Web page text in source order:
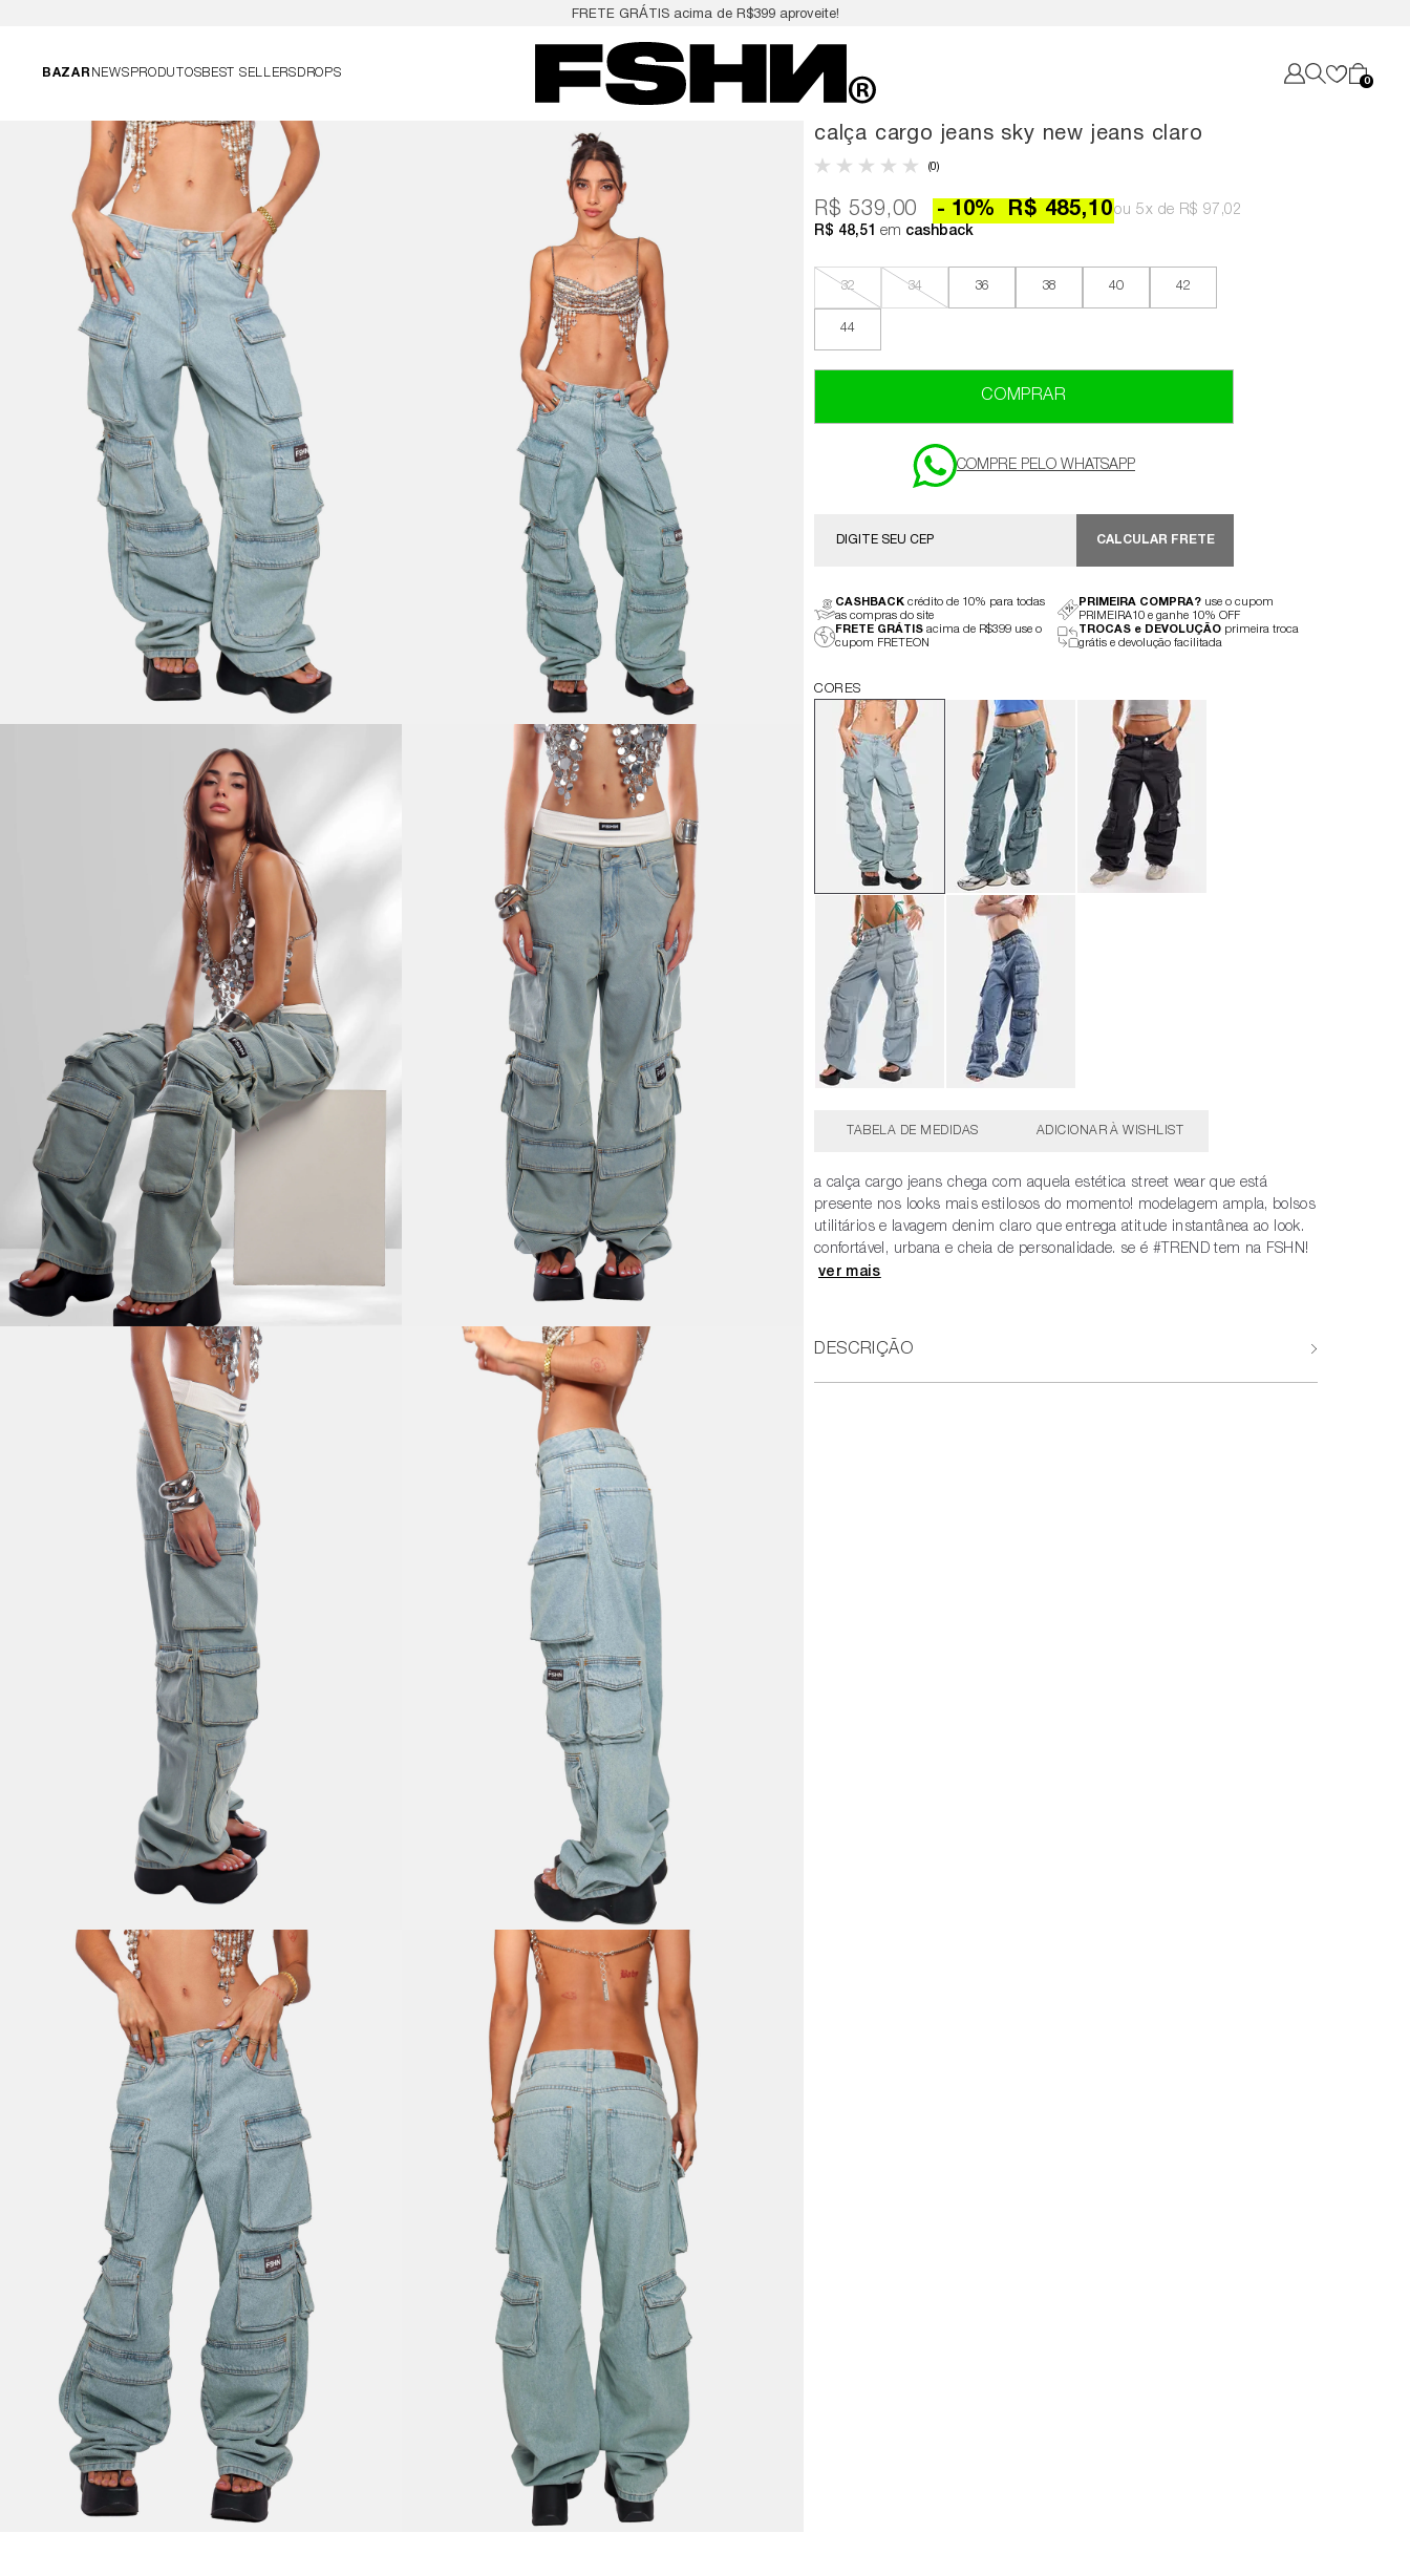
FRETE GRÁTIS acima de R$399 aproveite!
BAZAR NEWSPRODUTOSBEST SELLERSDROPS
0
calça cargo jeans sky new jeans claro
(0)
R$ 539,00 R$ 485,10
10% 5x R$ 97,02
R$ 48,51 em cashback
32 34 36 38 40 42
44
COMPRAR
CALCULAR FRETE
CASHBACK crédito de 10% para todas
as compras do site
PRIMEIRA COMPRA? use o cupom
PRIMEIRA10 e ganhe 10% OFF
FRETE GRÁTIS acima de R$399 use o
cupom FRETEON
TROCAS e DEVOLUÇÃO primeira troca
grátis e devolução facilitada
TABELA DE MEDIDAS
a calça cargo jeans chega com aquela estética street wear que está
presente nos looks mais estilosos do momento! modelagem ampla, bolsos
utilitários e lavagem denim claro que entrega atitude instantânea ao look.
confortável, urbana e cheia de personalidade. se é #TREND tem na FSHN!
DESCRIÇÃO